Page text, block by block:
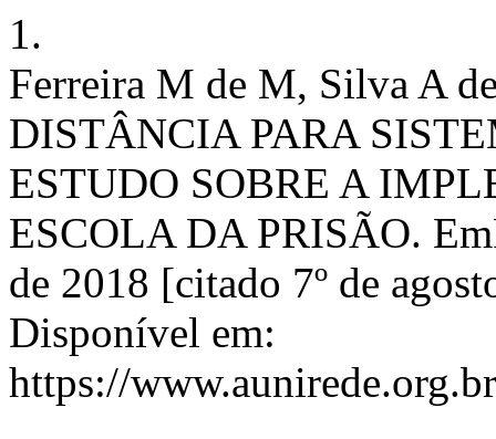
1.
Ferreira M de M, Silva A
DISTÂNCIA PARA
ESTUDO SOBRE A
ESCOLA DA PRISÃO.
de 2018 [citado 7º de
Disponível em:
https://